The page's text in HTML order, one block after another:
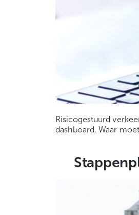
Risicogestuurd
dashboard. Waar